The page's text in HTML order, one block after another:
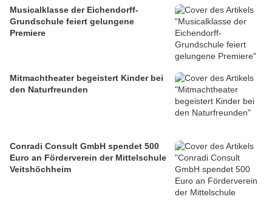
Musicalklasse der Eichendorff-
Grundschule feiert gelungene
Premiere
Mitmachtheater begeistert Kinder bei
den Naturfreunden
Conradi Consult GmbH spendet 500
Euro an Förderverein der Mittelschule
Veitshöchheim